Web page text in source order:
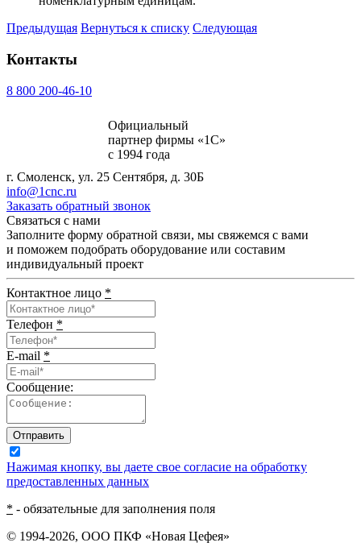
Предыдущая Вернуться к списку Следующая
Контакты
8 800 200-46-10
Официальный
партнер фирмы «1С»
с 1994 года
г. Смоленск, ул. 25 Сентября, д. 30Б
info@1cnc.ru
Заказать обратный звонок
Связаться с нами
Заполните форму обратной связи, мы свяжемся с вами
и поможем подобрать оборудование или составим
индивидуальный проект
Контактное лицо *
Телефон *
E-mail *
Сообщение:
Отправить
Нажимая кнопку, вы даете свое согласие на обработку
предоставленных данных
* - обязательные для заполнения поля
© 1994-2026, ООО ПКФ «Новая Цефея»